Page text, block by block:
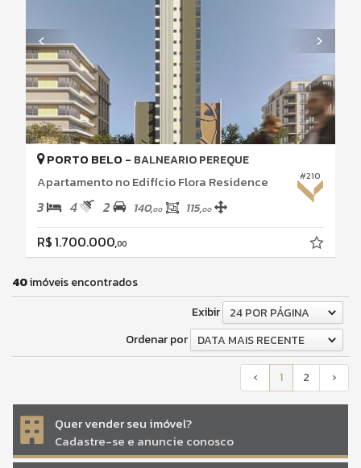
#210
PORTO BELO - BALNEARIO PEREQUE
Apartamento no Edifício Flora Residence
3 4 2 140,00 115,00
R$ 1.700.000,00
40imóveis encontrados
Exibir
24 POR PÁGINA
Ordenar por
DATA MAIS RECENTE
‹ 1 2 ›
Quer vender seu imóvel?
Cadastre-se e anuncie conosco